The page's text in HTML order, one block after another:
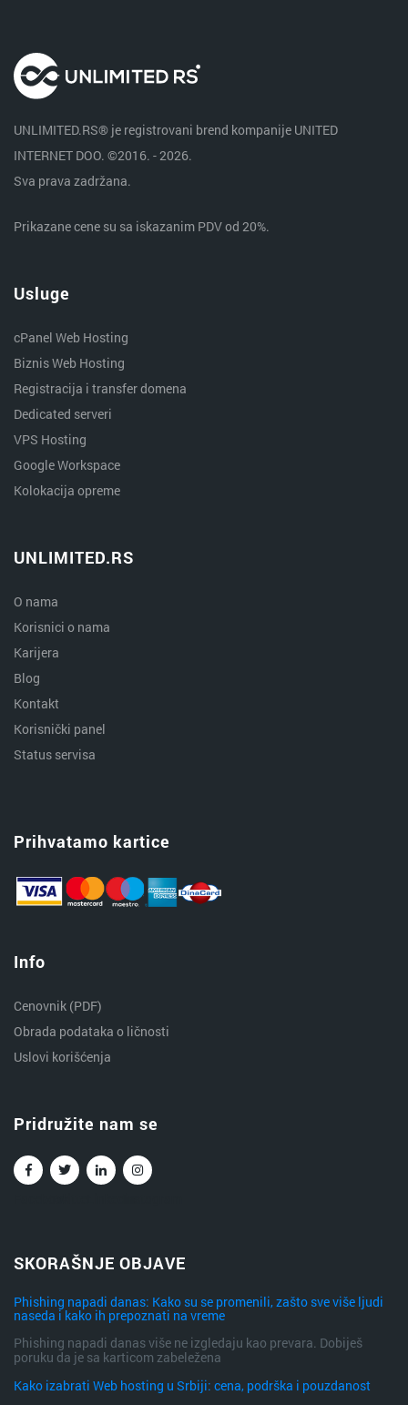
UNLIMITED.RS® je registrovani brend kompanije UNITED
INTERNET DOO. ©2016. - 2026.
Sva prava zadržana.
Prikazane cene su sa iskazanim PDV od 20%.
Usluge
cPanel Web Hosting
Biznis Web Hosting
Registracija i transfer domena
Dedicated serveri
VPS Hosting
Google Workspace
Kolokacija opreme
UNLIMITED.RS
O nama
Korisnici o nama
Karijera
Blog
Kontakt
Korisnički panel
Status servisa
Prihvatamo kartice
Info
Cenovnik (PDF)
Obrada podataka o ličnosti
Uslovi korišćenja
Pridružite nam se
SKORAŠNJE OBJAVE
Phishing napadi danas: Kako su se promenili, zašto sve više ljudi
naseda i kako ih prepoznati na vreme
Phishing napadi danas više ne izgledaju kao prevara. Dobiješ
poruku da je sa karticom zabeležena
Kako izabrati Web hosting u Srbiji: cena, podrška i pouzdanost